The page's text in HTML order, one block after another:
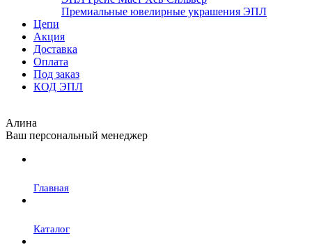
Премиальные ювелирные украшения ЭПЛ
Цепи
Акция
Доставка
Оплата
Под заказ
КОД ЭПЛ
Алина
Ваш персональный менеджер
Главная
Каталог